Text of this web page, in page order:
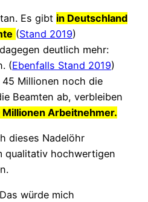
Es gibt in Deutschland
(Stand 2019)
deutlich mehr:
(Ebenfalls Stand 2019)
Millionen noch die
Beamten ab, verbleiben
Arbeitnehmer.
dieses Nadelöhr
qualitativ hochwertigen
Das würde mich